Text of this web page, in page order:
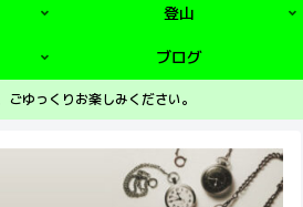
登山
ブログ
ごゆっくりお楽しみください。